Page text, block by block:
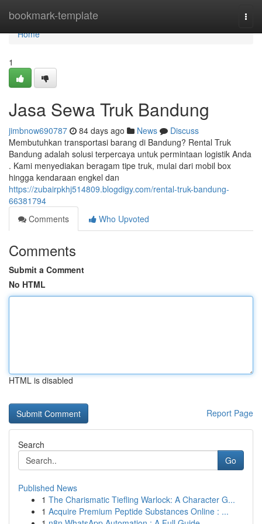
bookmark-template
Home
Home
1
Jasa Sewa Truk Bandung
jimbnow690787 84 days ago News
Discuss
Membutuhkan transportasi barang di Bandung? Rental Truk
Bandung adalah solusi terpercaya untuk permintaan logistik Anda
. Kami menyediakan beragam tipe truk, mulai dari mobil box
hingga kendaraan engkel dan
https://zubairpkhj514809.blogdigy.com/rental-truk-bandung-
66381794
Comments
Who Upvoted
Comments
Submit a Comment
No HTML
HTML is disabled
Report Page
Search
Go
Published News
1 The Charismatic Tiefling Warlock: A Character G...
1 Acquire Premium Peptide Substances Online : ...